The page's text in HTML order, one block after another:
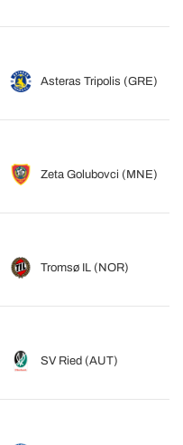
Asteras Tripolis (GRE)
Zeta Golubovci (MNE)
Tromsø IL (NOR)
SV Ried (AUT)